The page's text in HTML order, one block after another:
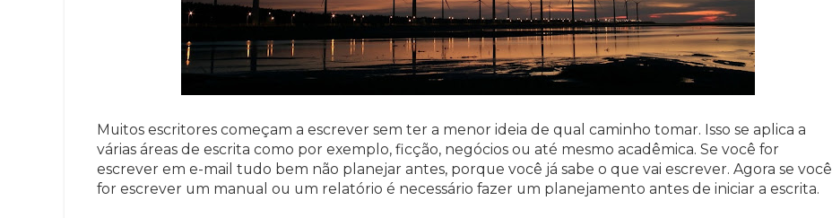
Muitos escritores começam a escrever sem ter a menor ideia de qual caminho tomar. Isso se aplica a
várias áreas de escrita como por exemplo, ficção, negócios ou até mesmo acadêmica. Se você for
escrever em e-mail tudo bem não planejar antes, porque você já sabe o que vai escrever. Agora se você
for escrever um manual ou um relatório é necessário fazer um planejamento antes de iniciar a escrita.